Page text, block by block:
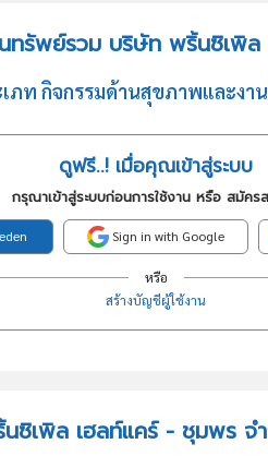
นทรัพย์รวม บริษัท พริ้นซิเพิ
กิจกรรมด้านสุขภาพและงาน
ดูฟรี..! เมื่อคุณเข้าสู่ระบบ
กรุณาเข้าสู่ระบบก่อนการใช้งาน หรือ สมัคร
Sign in with Google
หรือ
สร้างบัญชีผู้ใช้งาน
ซิเพิล เฮลท์แคร์ - ชุมพร จ